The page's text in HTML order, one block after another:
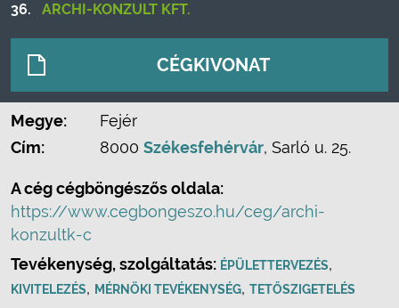
36. ARCHI-KONZULT KFT.
CÉGKIVONAT
Megye:
Fejér
Cím:
8000 Székesfehérvár, Sarló u. 25.
A cég cégböngészős oldala:
https://www.cegbongeszo.hu/ceg/archi-
konzultk-c
Tevékenység, szolgáltatás: ÉPÜLETTERVEZÉS,
KIVITELEZÉS, MÉRNÖKI TEVÉKENYSÉG, TETŐSZIGETELÉS